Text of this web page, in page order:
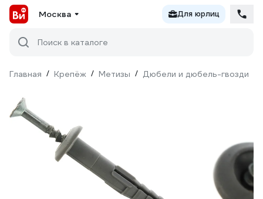
Москва Для юрлиц
Поиск в каталоге
Главная / Крепёж / Метизы / Дюбели и дюбель-гвозди